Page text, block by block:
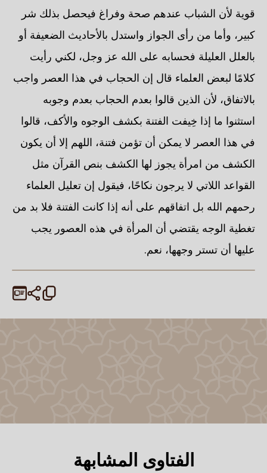
قوية لأن الشباب عندهم صحة وفراغ فيحصل بذلك شر
كبير، وأما من رأى الجواز واستدل بالأحاديث الضعيفة أو
بالعلل العليلة فحسابه على الله عز وجل، لكني رأيت
كلامًا لبعض العلماء قال إن الحجاب في هذا العصر واجب
بالاتفاق، لأن الذين قالوا بعدم الحجاب بعدم وجوبه
استثنوا ما إذا خِيفت الفتنة بكشف الوجوه والأكف، قالوا
في هذا العصر لا يمكن أن تؤمن فتنة، اللهم إلا أن يكون
الكشف من امرأة يجوز لها الكشف بنص القرآن مثل
القواعد اللاتي لا يرجون نكاحًا، فيقول إن تعليل العلماء
رحمهم الله بل اتفاقهم على أنه إذا كانت الفتنة فلا بد من
تغطية الوجه يقتضي أن المرأة في هذه العصور يجب
عليها أن تستر وجهها، نعم.
الفتاوى المشابهة